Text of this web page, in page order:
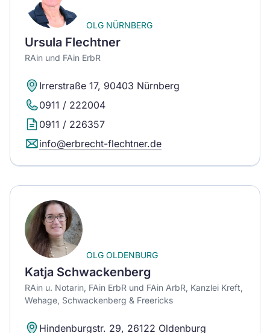
OLG NÜRNBERG
Ursula Flechtner
RAin und FAin ErbR
Irrerstraße 17, 90403 Nürnberg
0911 / 222004
0911 / 226357
info@erbrecht-flechtner.de
OLG OLDENBURG
Katja Schwackenberg
RAin u. Notarin, FAin ErbR und FAin ArbR, Kanzlei Kreft,
Wehage, Schwackenberg & Freericks
Hindenburgstr. 29, 26122 Oldenburg